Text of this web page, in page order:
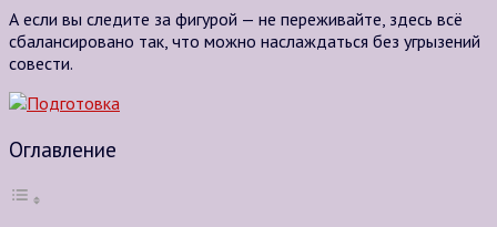
А если вы следите за фигурой — не переживайте, здесь всё
сбалансировано так, что можно наслаждаться без угрызений
совести.
Оглавление